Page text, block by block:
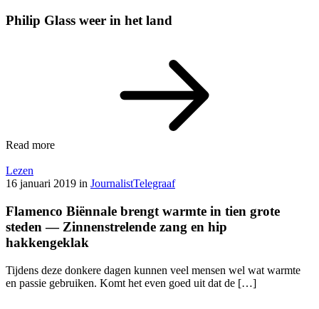
Philip Glass weer in het land
Read more
Lezen
16 januari 2019 in JournalistTelegraaf
Flamenco Biënnale brengt warmte in tien grote
steden — Zinnenstrelende zang en hip
hakkengeklak
Tijdens deze donkere dagen kunnen veel mensen wel wat warmte
en passie gebruiken. Komt het even goed uit dat de […]